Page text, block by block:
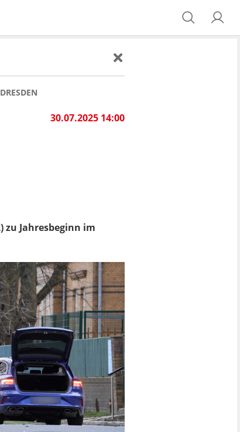
30.07.2025 14:00
zu Jahresbeginn im